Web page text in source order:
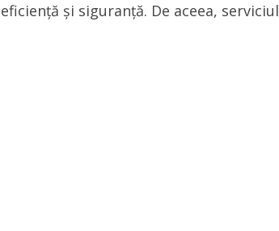
și siguranță. De aceea,